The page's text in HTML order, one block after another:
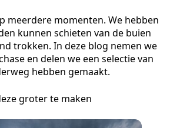
meerdere momenten. We hebben
kunnen schieten van de buien
trokken. In deze blog nemen we
en delen we een selectie van
hebben gemaakt.
groter te maken